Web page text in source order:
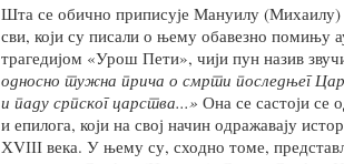
Шта се обично приписује Мануилу (Михаилу)
сви, који су писали о њему обавезно помињу
трагедијом «Урош Пети», чији пун назив
односно тужна прича о смрти последњег
и паду српског царства...» Она се састоји се
и епилога, који на свој начин одражавају
ХVІІІ века. У њему су, сходно томе,